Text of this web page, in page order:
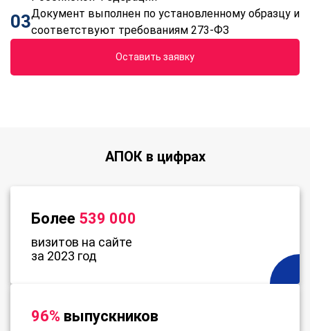
03Документ выполнен по установленному образцу и
соответствуют требованиям 273-ФЗ
Оставить заявку
АПОК в цифрах
Более 539 000
визитов на сайте
за 2023 год
96% выпускников